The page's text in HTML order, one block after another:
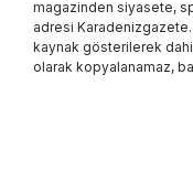
magazinden siyasete,
adresi
kaynak gösterilerek
olarak kopyalanamaz,